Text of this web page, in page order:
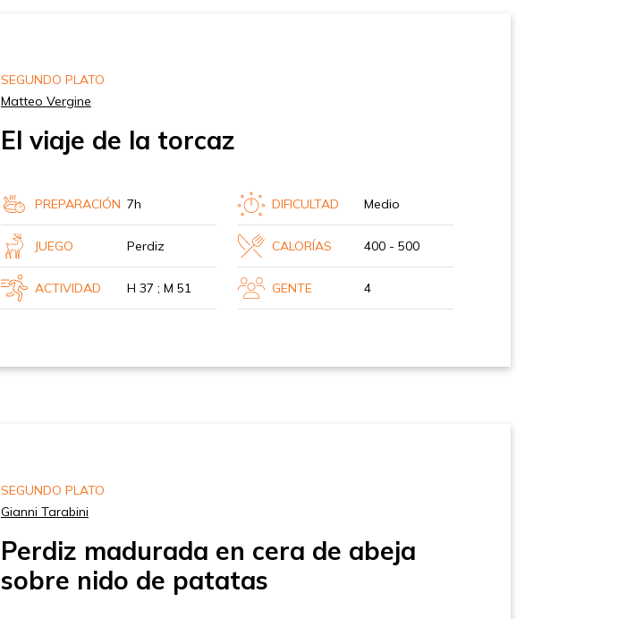
SEGUNDO PLATO
Matteo Vergine
El viaje de la torcaz
PREPARACIÓN 7h DIFICULTAD Medio
JUEGO Perdiz CALORÍAS 400 - 500
ACTIVIDAD H 37 ; M 51 GENTE 4
SEGUNDO PLATO
Gianni Tarabini
Perdiz madurada en cera de abeja
sobre nido de patatas